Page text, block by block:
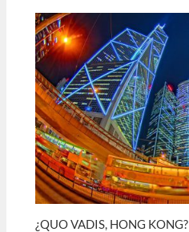
¿QUO VADIS, HONG KONG?